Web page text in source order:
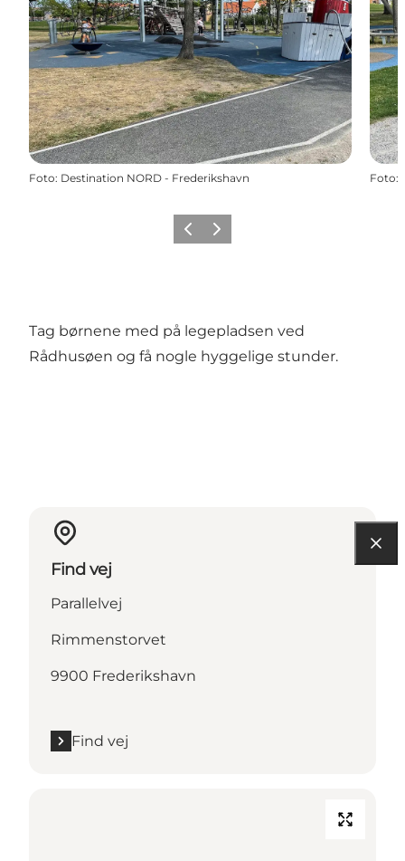
Foto: Destination NORD - Frederikshavn Foto:
ForrigeNæste
Tag børnene med på legepladsen ved
Rådhusøen og få nogle hyggelige stunder.
Find vej
Parallelvej
Rimmenstorvet
9900 Frederikshavn
Find vej